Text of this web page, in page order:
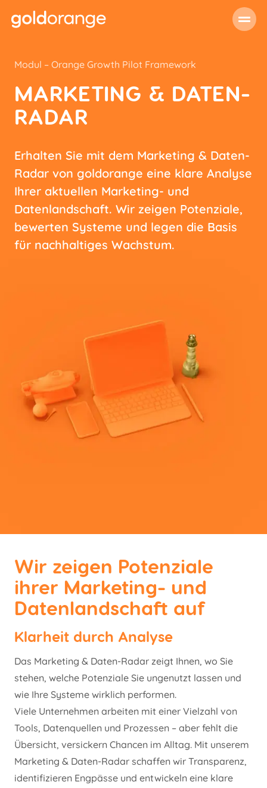
Modul – Orange Growth Pilot Framework
MARKETING & DATEN-
RADAR
Erhalten Sie mit dem Marketing & Daten-
Radar von goldorange eine klare Analyse
Ihrer aktuellen Marketing- und
Datenlandschaft. Wir zeigen Potenziale,
bewerten Systeme und legen die Basis
für nachhaltiges Wachstum.
Wir zeigen Potenziale
ihrer Marketing- und
Datenlandschaft auf
Klarheit durch Analyse
Das Marketing & Daten-Radar zeigt Ihnen, wo Sie
stehen, welche Potenziale Sie ungenutzt lassen und
wie Ihre Systeme wirklich performen.
Viele Unternehmen arbeiten mit einer Vielzahl von
Tools, Datenquellen und Prozessen – aber fehlt die
Übersicht, versickern Chancen im Alltag. Mit unserem
Marketing & Daten-Radar schaffen wir Transparenz,
identifizieren Engpässe und entwickeln eine klare